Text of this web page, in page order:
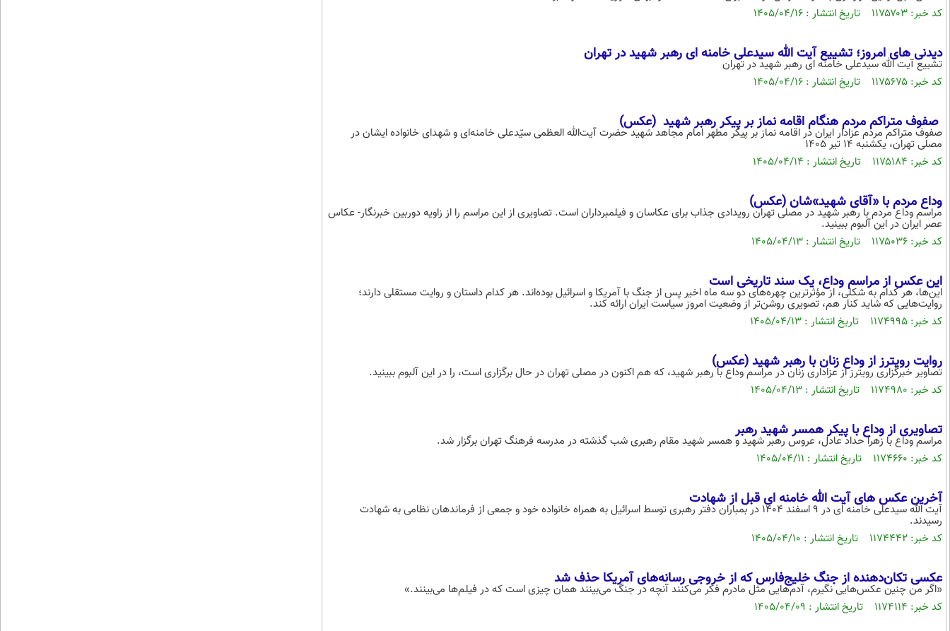
کد خبر: ۱۱۷۵۷۰۳ تاریخ انتشار : ۱۴۰۵/۰۴/۱۶
دیدنی های امروز؛ تشییع آیت الله سیدعلی خامنه ای رهبر شهید در تهران
تشییع آیت الله سیدعلی خامنه ای رهبر شهید در تهران
کد خبر: ۱۱۷۵۶۷۵ تاریخ انتشار : ۱۴۰۵/۰۴/۱۶
صفوف متراکم مردم هنگام اقامه نماز بر پیکر رهبر شهید (عکس)
صفوف متراکم مردم عزادار ایران در اقامه نماز بر پیکر مطهر امام مجاهد شهید حضرت آیت‌الله العظمی سیّدعلی خامنه‌ای و شهدای خانواده ایشان در
مصلی تهران، یکشنبه 14 تیر 1405
کد خبر: ۱۱۷۵۱۸۴ تاریخ انتشار : ۱۴۰۵/۰۴/۱۴
وداع مردم با «آقای شهید»شان (عکس)
مراسم وداع مردم با رهبر شهید در مصلی تهران رویدادی جذاب برای عکاسان و فیلمبرداران است. تصاویری از این مراسم را از زاویه دوربین خبرنگار- عکاس
عصر ایران در این آلبوم ببینید.
کد خبر: ۱۱۷۵۰۳۶ تاریخ انتشار : ۱۴۰۵/۰۴/۱۳
این عکس از مراسم وداع، یک سند تاریخی است
این‌ها، هر کدام به شکلی، از مؤثرترین چهره‌های دو سه ماه اخیر پس از جنگ با آمریکا و اسرائیل بوده‌اند. هر کدام داستان و روایت مستقلی دارند؛
روایت‌هایی که شاید کنار هم، تصویری روشن‌تر از وضعیت امروز سیاست ایران ارائه کند.
کد خبر: ۱۱۷۴۹۹۵ تاریخ انتشار : ۱۴۰۵/۰۴/۱۳
روایت رویترز از وداع زنان با رهبر شهید (عکس)
تصاویر خبرگزاری رویترز از عزاداری زنان در مراسم وداع با رهبر شهید، که هم اکنون در مصلی تهران در حال برگزاری است، را در این آلبوم ببینید.
کد خبر: ۱۱۷۴۹۸۰ تاریخ انتشار : ۱۴۰۵/۰۴/۱۳
تصاویری از وداع با پیکر همسر شهید رهبر
مراسم وداع با زهرا حداد عادل، عروس رهبر شهید و همسر شهید مقام رهبری شب گذشته در مدرسه فرهنگ تهران برگزار شد.
کد خبر: ۱۱۷۴۶۶۰ تاریخ انتشار : ۱۴۰۵/۰۴/۱۱
آخرین عکس های آیت الله خامنه ای قبل از شهادت
آیت الله سیدعلی خامنه ای در 9 اسفند 1404 در بمباران دفتر رهبری توسط اسرائیل به همراه خانواده خود و جمعی از فرماندهان نظامی به شهادت
رسیدند.
کد خبر: ۱۱۷۴۴۴۲ تاریخ انتشار : ۱۴۰۵/۰۴/۱۰
عکسی تکان‌دهنده از جنگ خلیج‌فارس که از خروجی رسانه‌های آمریکا حذف شد
«اگر من چنین عکس‌هایی نگیرم، آدم‌هایی مثل مادرم فکر می‌کنند آنچه در جنگ می‌بینند همان چیزی است که در فیلم‌ها می‌بینند.»
کد خبر: ۱۱۷۴۱۱۴ تاریخ انتشار : ۱۴۰۵/۰۴/۰۹